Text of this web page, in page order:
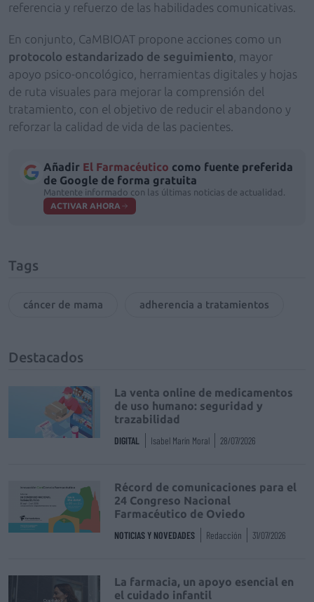
referencia y refuerzo de las habilidades comunicativas.
En conjunto, CaMBIOAT propone acciones como un
protocolo estandarizado de seguimiento , mayor
apoyo psico-oncológico, herramientas digitales y hojas
de ruta visuales para mejorar la comprensión del
tratamiento, con el objetivo de reducir el abandono y
reforzar la calidad de vida de las pacientes.
Añadir El Farmacéutico como fuente preferida
de Google de forma gratuita
Mantente informado con las últimas noticias de actualidad.
ACTIVAR AHORA
Tags
cáncer de mama adherencia a tratamientos
Destacados
La venta online de medicamentos
de uso humano: seguridad y
trazabilidad
DIGITAL Isabel Marín Moral 28/07/2026
Récord de comunicaciones para el
24 Congreso Nacional
Farmacéutico de Oviedo
NOTICIAS Y NOVEDADES Redacción 31/07/2026
La farmacia, un apoyo esencial en
el cuidado infantil